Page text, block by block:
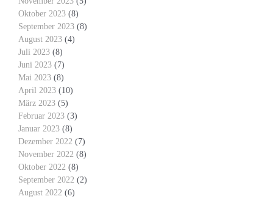
Oktober 2023 (8)
September 2023 (8)
August 2023 (4)
Juli 2023 (8)
Juni 2023 (7)
Mai 2023 (8)
April 2023 (10)
März 2023 (5)
Februar 2023 (3)
Januar 2023 (8)
Dezember 2022 (7)
November 2022 (8)
Oktober 2022 (8)
September 2022 (2)
August 2022 (6)